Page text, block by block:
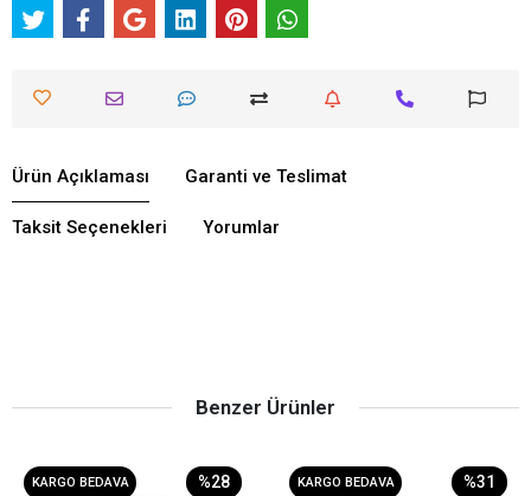
Ürün Açıklaması Garanti ve Teslimat
Taksit Seçenekleri Yorumlar
Benzer Ürünler
KARGO BEDAVA %28 KARGO BEDAVA %31